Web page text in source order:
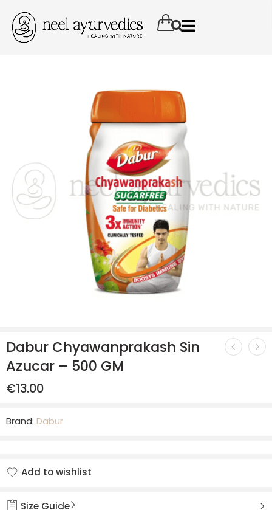
Dabur Chyawanprakash Sin
Azucar – 500 GM
€13.00
Brand: Dabur
Add to wishlist
Size Guide